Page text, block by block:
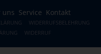
uns Service Kontakt
WIDERRUFSBELEHRUNG
WIDERRUF